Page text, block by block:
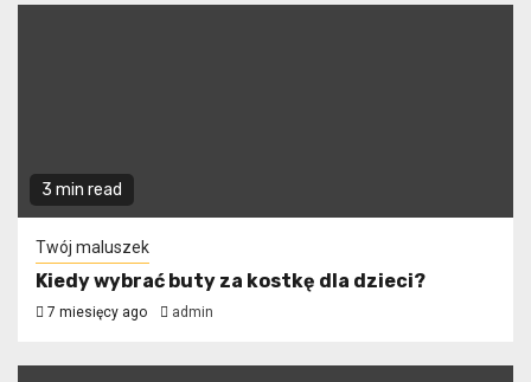
3 min read
Twój maluszek
Kiedy wybrać buty za kostkę dla dzieci?
7 miesięcy ago admin